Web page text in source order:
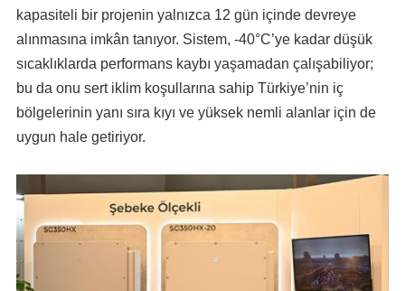
kapasiteli bir projenin yalnızca 12 gün içinde devreye
alınmasına imkân tanıyor. Sistem, -40°C’ye kadar düşük
sıcaklıklarda performans kaybı yaşamadan çalışabiliyor;
bu da onu sert iklim koşullarına sahip Türkiye’nin iç
bölgelerinin yanı sıra kıyı ve yüksek nemli alanlar için de
uygun hale getiriyor.